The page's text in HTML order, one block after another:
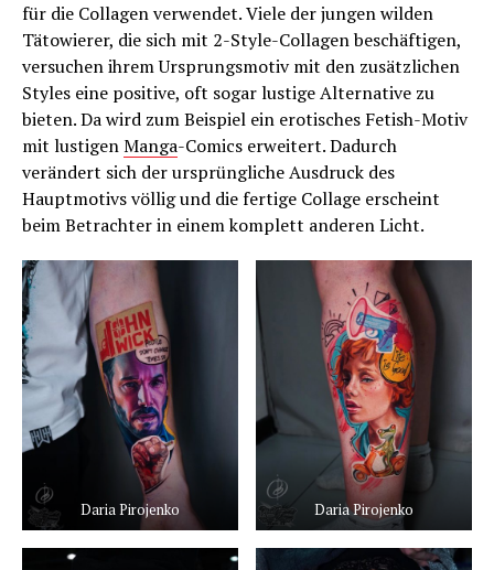
für die Collagen verwendet. Viele der jungen wilden
Tätowierer, die sich mit 2-Style-Collagen beschäftigen,
versuchen ihrem Ursprungsmotiv mit den zusätzlichen
Styles eine positive, oft sogar lustige Alternative zu
bieten. Da wird zum Beispiel ein erotisches Fetish-Motiv
mit lustigenManga-Comics erweitert. Dadurch
verändert sich der ursprüngliche Ausdruck des
Hauptmotivs völlig und die fertige Collage erscheint
beim Betrachter in einem komplett anderen Licht.
Daria Pirojenko Daria Pirojenko